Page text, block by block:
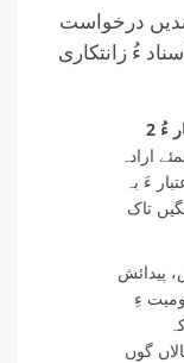
درخواست
ءُ زانتکاری
جائزیں پاسپورٹ کہ کم چہ کم 6 ماہ ءِ اعتبار ءُ 2
ارادہ
کم 6 ماہ ءِ اعتبار ءَ بہ
ءِ واستہ کم چہ کم 2 ھالیگیں تاک
پیدائش
ءِ
گوں